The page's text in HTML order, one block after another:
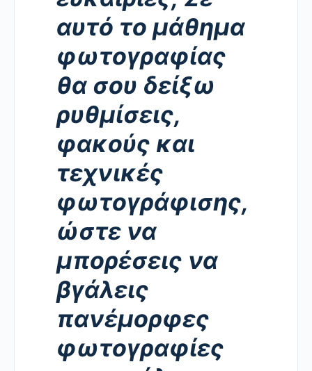
αυτό το μάθημα
φωτογραφίας
θα σου δείξω
ρυθμίσεις,
φακούς και
τεχνικές
φωτογράφισης,
ώστε να
μπορέσεις να
βγάλεις
πανέμορφες
φωτογραφίες